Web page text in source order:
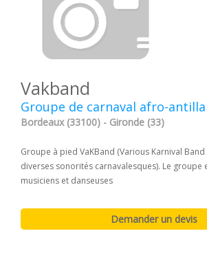
Vakband
Groupe de carnaval afro-
Bordeaux (33100) - Gironde (33)
Groupe à pied VaKBand (Various Karnival
diverses sonorités carnavalesques). Le groupe
musiciens et danseuses